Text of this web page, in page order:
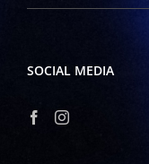
SOCIAL MEDIA